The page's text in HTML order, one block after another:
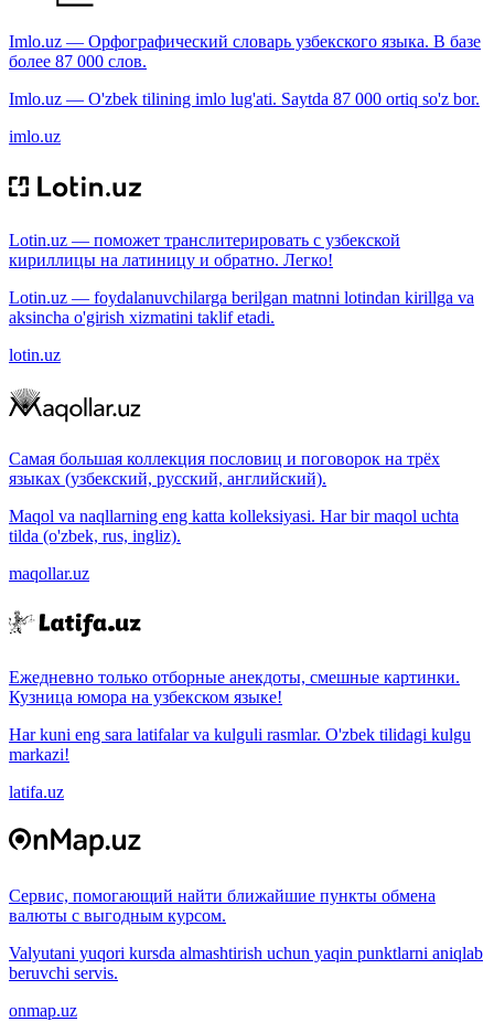
Imlo.uz — Орфографический словарь узбекского языка. В базе
более 87 000 слов.
Imlo.uz — O'zbek tilining imlo lug'ati. Saytda 87 000 ortiq so'z bor.
imlo.uz
Lotin.uz — поможет транслитерировать с узбекской
кириллицы на латиницу и обратно. Легко!
Lotin.uz — foydalanuvchilarga berilgan matnni lotindan kirillga va
aksincha o'girish xizmatini taklif etadi.
lotin.uz
Самая большая коллекция пословиц и поговорок на трёх
языках (узбекский, русский, английский).
Maqol va naqllarning eng katta kolleksiyasi. Har bir maqol uchta
tilda (o'zbek, rus, ingliz).
maqollar.uz
Ежедневно только отборные анекдоты, смешные картинки.
Кузница юмора на узбекском языке!
Har kuni eng sara latifalar va kulguli rasmlar. O'zbek tilidagi kulgu
markazi!
latifa.uz
Сервис, помогающий найти ближайшие пункты обмена
валюты с выгодным курсом.
Valyutani yuqori kursda almashtirish uchun yaqin punktlarni aniqlab
beruvchi servis.
onmap.uz